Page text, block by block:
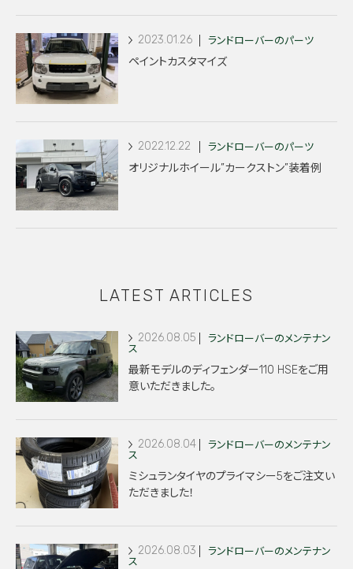
2023.01.26 ランドローバーのパーツ
ペイントカスタマイズ
2022.12.22 ランドローバーのパーツ
オリジナルホイール”カークストン”装着例
LATEST ARTICLES
2026.08.05
ランドローバーのメンテナン
ス
最新モデルのディフェンダー110 HSEをご用
意いただきました。
2026.08.04
ランドローバーのメンテナン
ス
ミシュランタイヤのプライマシー5をご注文い
ただきました！
2026.08.03
ランドローバーのメンテナン
ス